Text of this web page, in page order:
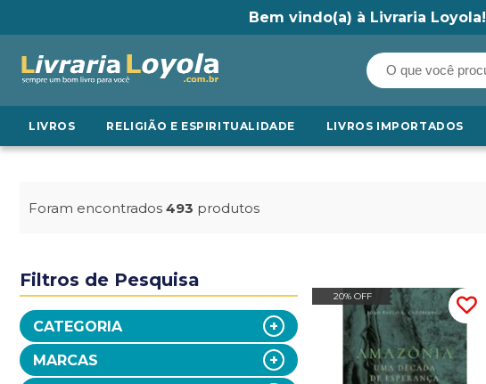
Bem vindo(a) à Livraria Loyola!
LIVROS RELIGIÃO E ESPIRITUALIDADE LIVROS IMPORTADOS
Foram encontrados 493 produtos
Filtros de Pesquisa
CATEGORIA
MARCAS
20% OFF